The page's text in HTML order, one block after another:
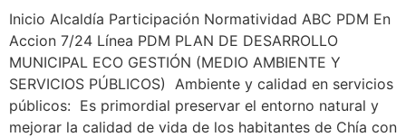
Inicio Alcaldía Participación Normatividad ABC PDM En
Accion 7/24 Línea PDM PLAN DE DESARROLLO
MUNICIPAL ECO GESTIÓN (MEDIO AMBIENTE Y
SERVICIOS PÚBLICOS) Ambiente y calidad en servicios
públicos: Es primordial preservar el entorno natural y
mejorar la calidad de vida de los habitantes de Chía con